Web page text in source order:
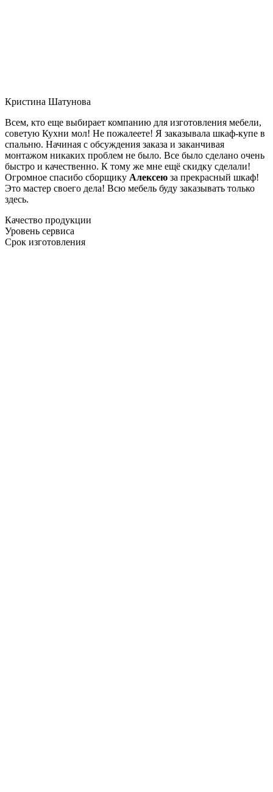
Кристина Шатунова
Всем, кто еще выбирает компанию для изготовления мебели,
советую Кухни мол! Не пожалеете! Я заказывала шкаф-купе в
спальню. Начиная с обсуждения заказа и заканчивая
монтажом никаких проблем не было. Все было сделано очень
быстро и качественно. К тому же мне ещё скидку сделали!
Огромное спасибо сборщику Алексею за прекрасный шкаф!
Это мастер своего дела! Всю мебель буду заказывать только
здесь.
Качество продукции
Уровень сервиса
Срок изготовления